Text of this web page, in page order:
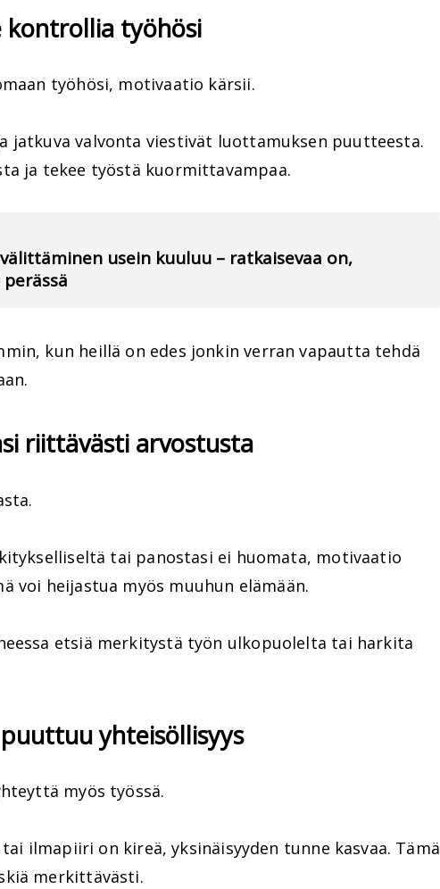
kontrollia työhösi
työhösi, motivaatio kärsii.
jatkuva valvonta viestivät luottamuksen puutteesta.
ja tekee työstä kuormittavampaa.
usein kuuluu – ratkaisevaa on,
kun heillä on edes jonkin verran vapautta tehdä
riittävästi arvostusta
tai panostasi ei huomata, motivaatio
voi heijastua myös muuhun elämään.
etsiä merkitystä työn ulkopuolelta tai harkita
yhteisöllisyys
myös työssä.
ilmapiiri on kireä, yksinäisyyden tunne kasvaa. Tämä
merkittävästi.